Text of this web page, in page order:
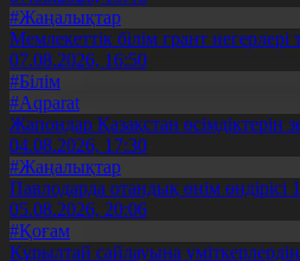
#Жаңалықтар
Мемлекеттік білім грант иегерлері
07.08.2026, 16:50
#Білім
#Aqparat
Жапондар Қазақстан өсімдіктерін
04.08.2026, 17:30
#Жаңалықтар
Павлодарда отандық өнім өндірісі
05.08.2026, 20:06
#Қоғам
Құрылтай сайлауына үміткерлердің